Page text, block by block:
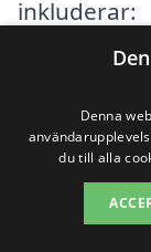
inkluderar:
Denna
du till alla